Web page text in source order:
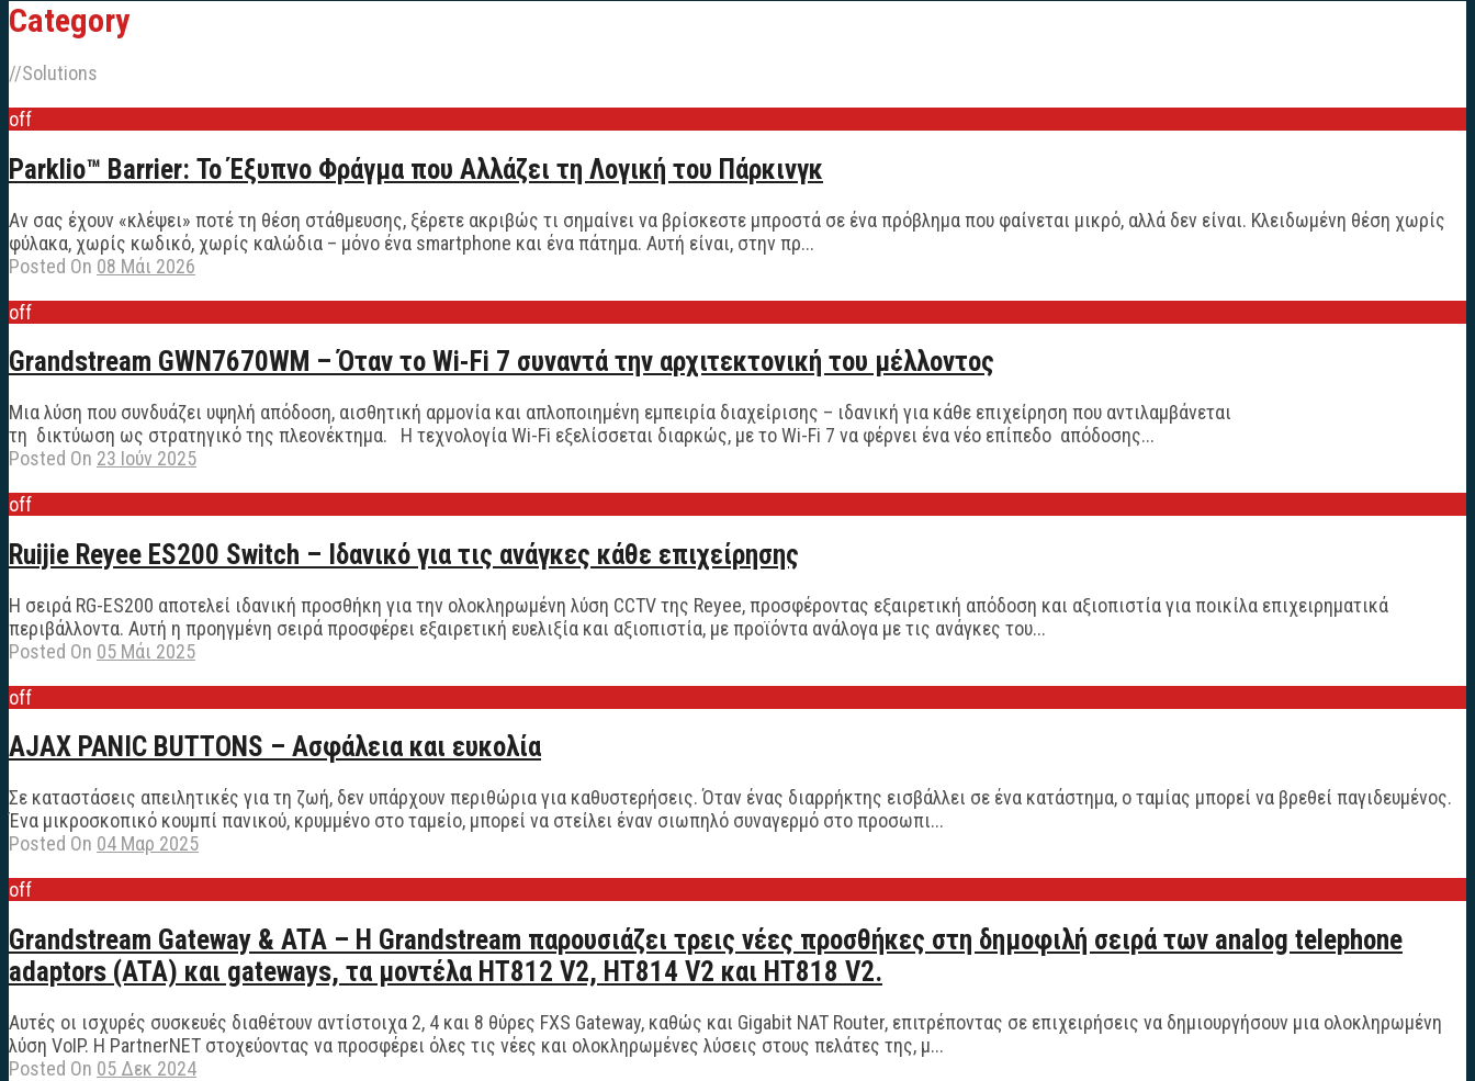
Category
//Solutions
off
Parklio™ Barrier: Το Έξυπνο Φράγμα που Αλλάζει τη Λογική του Πάρκινγκ
Αν σας έχουν «κλέψει» ποτέ τη θέση στάθμευσης, ξέρετε ακριβώς τι σημαίνει να βρίσκεστε μπροστά σε ένα πρόβλημα που φαίνεται μικρό, αλλά δεν είναι. Κλειδωμένη θέση χωρίς
φύλακα, χωρίς κωδικό, χωρίς καλώδια – μόνο ένα smartphone και ένα πάτημα. Αυτή είναι, στην πρ...
Posted On 08 Μάι 2026
off
Grandstream GWN7670WM – Όταν το Wi-Fi 7 συναντά την αρχιτεκτονική του μέλλοντος
Μια λύση που συνδυάζει υψηλή απόδοση, αισθητική αρμονία και απλοποιημένη εμπειρία διαχείρισης – ιδανική για κάθε επιχείρηση που αντιλαμβάνεται
τη δικτύωση ως στρατηγικό της πλεονέκτημα. Η τεχνολογία Wi-Fi εξελίσσεται διαρκώς, με το Wi-Fi 7 να φέρνει ένα νέο επίπεδο απόδοσης...
Posted On 23 Ιούν 2025
off
Ruijie Reyee ES200 Switch – Ιδανικό για τις ανάγκες κάθε επιχείρησης
Η σειρά RG-ES200 αποτελεί ιδανική προσθήκη για την ολοκληρωμένη λύση CCTV της Reyee, προσφέροντας εξαιρετική απόδοση και αξιοπιστία για ποικίλα επιχειρηματικά
περιβάλλοντα. Αυτή η προηγμένη σειρά προσφέρει εξαιρετική ευελιξία και αξιοπιστία, με προϊόντα ανάλογα με τις ανάγκες του...
Posted On 05 Μάι 2025
off
AJAX PANIC BUTTONS – Ασφάλεια και ευκολία
Σε καταστάσεις απειλητικές για τη ζωή, δεν υπάρχουν περιθώρια για καθυστερήσεις. Όταν ένας διαρρήκτης εισβάλλει σε ένα κατάστημα, ο ταμίας μπορεί να βρεθεί παγιδευμένος.
Ένα μικροσκοπικό κουμπί πανικού, κρυμμένο στο ταμείο, μπορεί να στείλει έναν σιωπηλό συναγερμό στο προσωπι...
Posted On 04 Μαρ 2025
off
Grandstream Gateway & ATA – Η Grandstream παρουσιάζει τρεις νέες προσθήκες στη δημοφιλή σειρά των analog telephone
adaptors (ATA) και gateways, τα μοντέλα HT812 V2, HT814 V2 και HT818 V2.
Αυτές οι ισχυρές συσκευές διαθέτουν αντίστοιχα 2, 4 και 8 θύρες FXS Gateway, καθώς και Gigabit NAT Router, επιτρέποντας σε επιχειρήσεις να δημιουργήσουν μια ολοκληρωμένη
λύση VoIP. Η PartnerNET στοχεύοντας να προσφέρει όλες τις νέες και ολοκληρωμένες λύσεις στους πελάτες της, μ...
Posted On 05 Δεκ 2024